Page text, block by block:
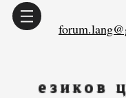
езиков